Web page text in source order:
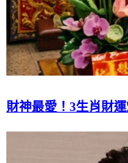
財神最愛！3生肖財